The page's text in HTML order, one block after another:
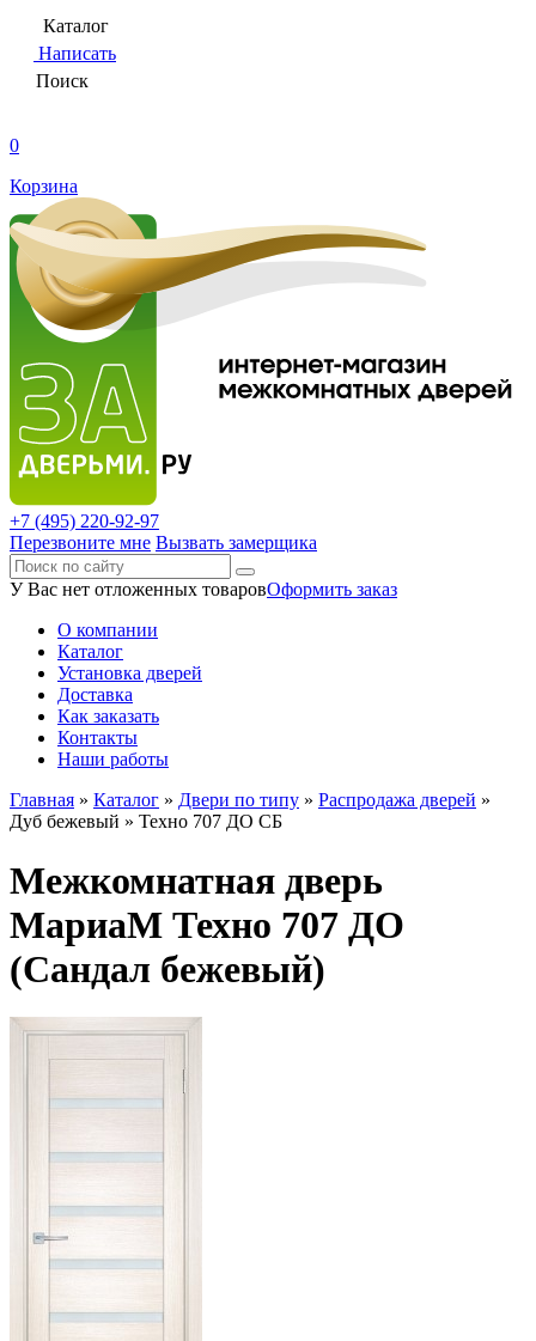
Каталог
Написать
Поиск
0
Корзина
+7 (495) 220-92-97
Перезвоните мне Вызвать замерщика
У Вас нет отложенных товаровОформить заказ
О компании
Каталог
Установка дверей
Доставка
Как заказать
Контакты
Наши работы
Главная » Каталог » Двери по типу » Распродажа дверей »
Дуб бежевый » Техно 707 ДО СБ
Межкомнатная дверь
МариаМ Техно 707 ДО
(Сандал бежевый)